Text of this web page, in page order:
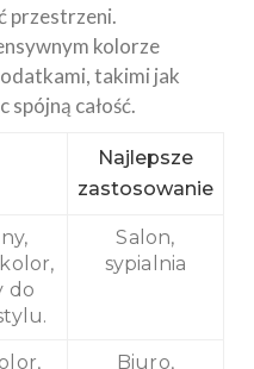
przestrzeni.
kolorze
takimi jak
całość.
Najlepsze
zastosowanie
do
Salon,
sypialnia
Biuro,